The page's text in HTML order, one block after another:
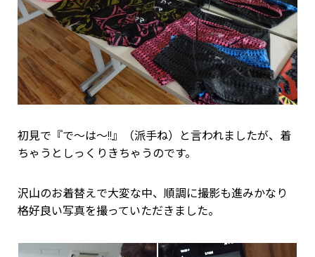
初見で『で～は～!!』（派手ね）と言われましたが、着
ちゃうとしっくりきちゃうのです。
沢山のお着替えで大変な中、順調に撮影も進みかなり
格好良い写真を撮っていただきました。